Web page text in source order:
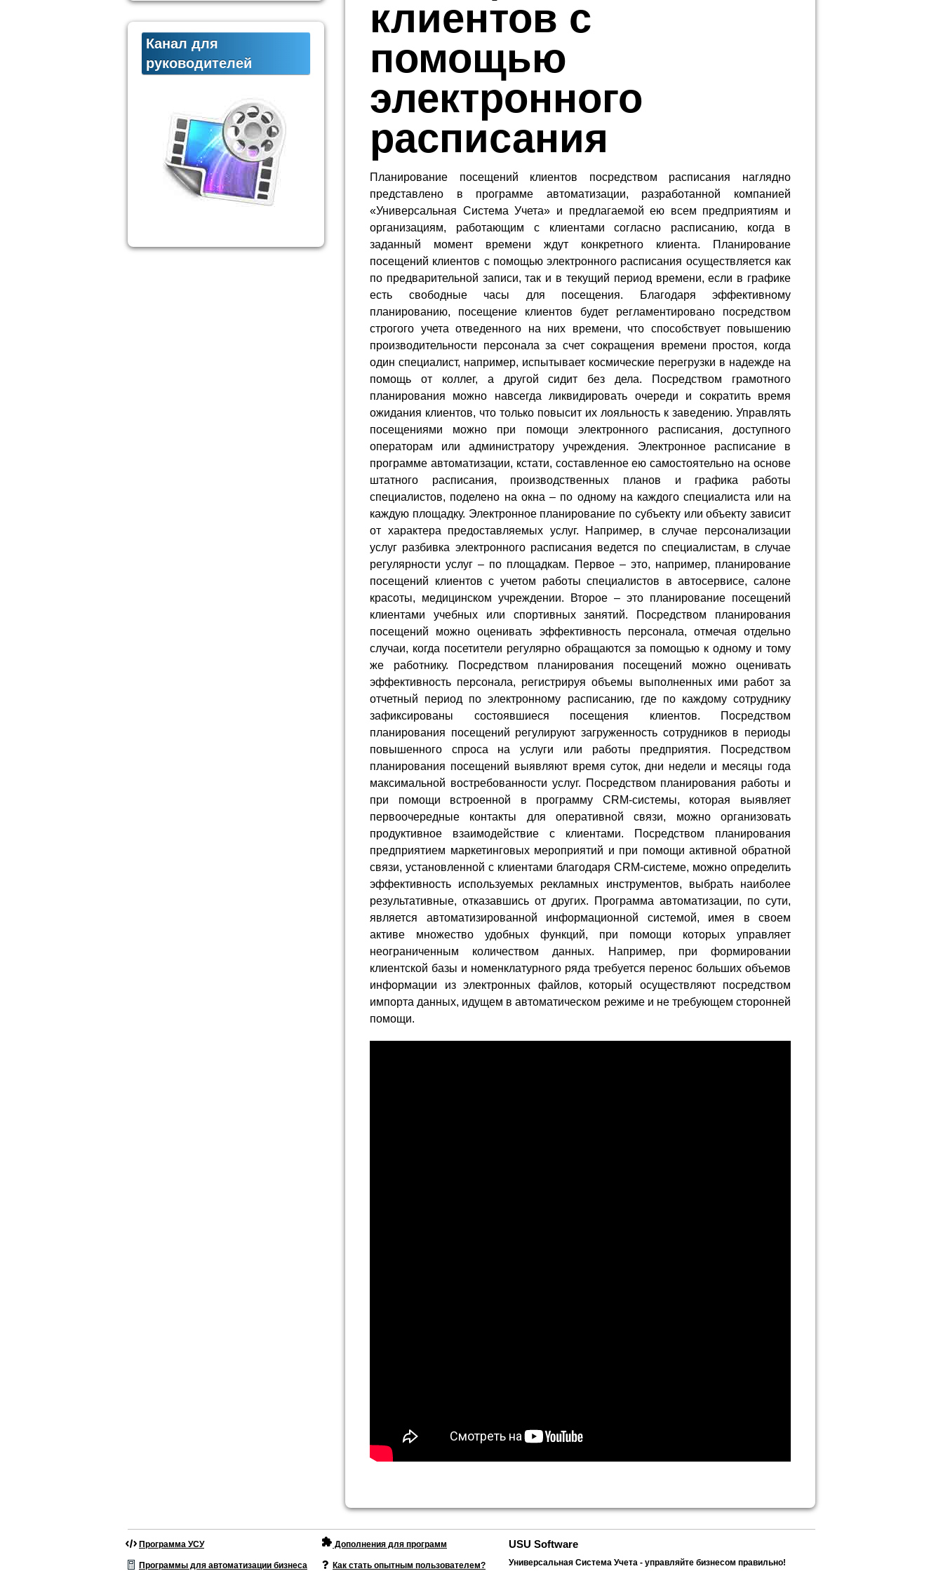
клиентов с
помощью
электронного
расписания
Планирование посещений клиентов посредством расписания наглядно
представлено в программе автоматизации, разработанной компанией
«Универсальная Система Учета» и предлагаемой ею всем предприятиям и
организациям, работающим с клиентами согласно расписанию, когда в
заданный момент времени ждут конкретного клиента. Планирование
посещений клиентов с помощью электронного расписания осуществляется как
по предварительной записи, так и в текущий период времени, если в графике
есть свободные часы для посещения. Благодаря эффективному
планированию, посещение клиентов будет регламентировано посредством
строгого учета отведенного на них времени, что способствует повышению
производительности персонала за счет сокращения времени простоя, когда
один специалист, например, испытывает космические перегрузки в надежде на
помощь от коллег, а другой сидит без дела. Посредством грамотного
планирования можно навсегда ликвидировать очереди и сократить время
ожидания клиентов, что только повысит их лояльность к заведению. Управлять
посещениями можно при помощи электронного расписания, доступного
операторам или администратору учреждения. Электронное расписание в
программе автоматизации, кстати, составленное ею самостоятельно на основе
штатного расписания, производственных планов и графика работы
специалистов, поделено на окна – по одному на каждого специалиста или на
каждую площадку. Электронное планирование по субъекту или объекту зависит
от характера предоставляемых услуг. Например, в случае персонализации
услуг разбивка электронного расписания ведется по специалистам, в случае
регулярности услуг – по площадкам. Первое – это, например, планирование
посещений клиентов с учетом работы специалистов в автосервисе, салоне
красоты, медицинском учреждении. Второе – это планирование посещений
клиентами учебных или спортивных занятий. Посредством планирования
посещений можно оценивать эффективность персонала, отмечая отдельно
случаи, когда посетители регулярно обращаются за помощью к одному и тому
же работнику. Посредством планирования посещений можно оценивать
эффективность персонала, регистрируя объемы выполненных ими работ за
отчетный период по электронному расписанию, где по каждому сотруднику
зафиксированы состоявшиеся посещения клиентов. Посредством
планирования посещений регулируют загруженность сотрудников в периоды
повышенного спроса на услуги или работы предприятия. Посредством
планирования посещений выявляют время суток, дни недели и месяцы года
максимальной востребованности услуг. Посредством планирования работы и
при помощи встроенной в программу CRM-системы, которая выявляет
первоочередные контакты для оперативной связи, можно организовать
продуктивное взаимодействие с клиентами. Посредством планирования
предприятием маркетинговых мероприятий и при помощи активной обратной
связи, установленной с клиентами благодаря CRM-системе, можно определить
эффективность используемых рекламных инструментов, выбрать наиболее
результативные, отказавшись от других. Программа автоматизации, по сути,
является автоматизированной информационной системой, имея в своем
активе множество удобных функций, при помощи которых управляет
неограниченным количеством данных. Например, при формировании
клиентской базы и номенклатурного ряда требуется перенос больших объемов
информации из электронных файлов, который осуществляют посредством
импорта данных, идущем в автоматическом режиме и не требующем сторонней
помощи.
Канал для
руководителей
Программа УСУ
Программы для автоматизации бизнеса
Дополнения для программ
Как стать опытным пользователем?
USU Software
Универсальная Система Учета - управляйте бизнесом правильно!